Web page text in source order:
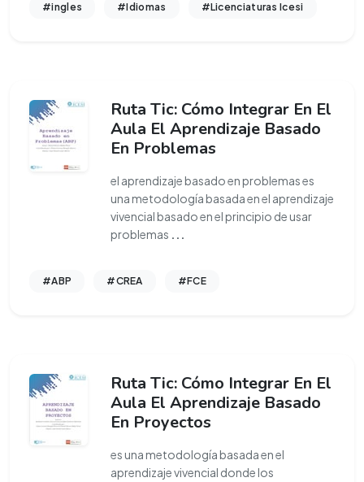
#ingles #Idiomas #Licenciaturas Icesi
Ruta Tic: Cómo Integrar En El
Aula El Aprendizaje Basado
En Problemas
el aprendizaje basado en problemas es
una metodología basada en el aprendizaje
vivencial basado en el principio de usar
problemas ...
#ABP #CREA #FCE
Ruta Tic: Cómo Integrar En El
Aula El Aprendizaje Basado
En Proyectos
es una metodología basada en el
aprendizaje vivencial donde los